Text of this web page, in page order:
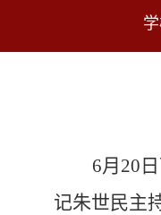
6月20
记朱世民主